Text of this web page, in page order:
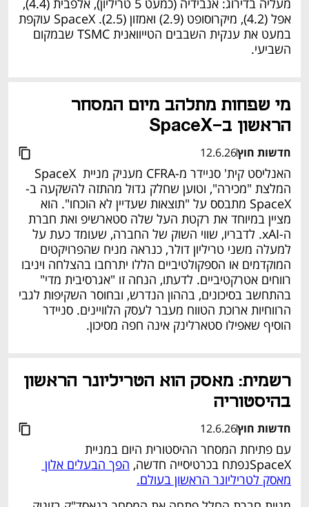
אפל (4.2), מיקרוסופט (2.9) ואמזון (2.5). SpaceX עוקפת
השביעי.
הראשון ב-SpaceX
חדשות חוץ12.6.26
המלצת "מכירה", וטוען שחלק גדול מהתזה להשקעה ב-
SpaceX מתבסס על "תוצאות שעדיין לא הוכחו". הוא
מציין במיוחד את רקטת העל שלה סטארשיפ ואת חברת
ה-xAI. לדבריו, שווי השוק של החברה, שעומד כעת על
הרווחיות ארוכת הטווח מעבר לעסק הלוויינים. סניידר
הוסיף שאפילו סטארלינק אינה חפה מסיכון.
בהיסטוריה
חדשות חוץ12.6.26
עם פתיחת המסחר ההיסטורית היום במניית
SpaceXנפתח בכרטיסייה חדשה,
הפך הבעלים אלון
מאסק לטריליונר הראשון בעולם.